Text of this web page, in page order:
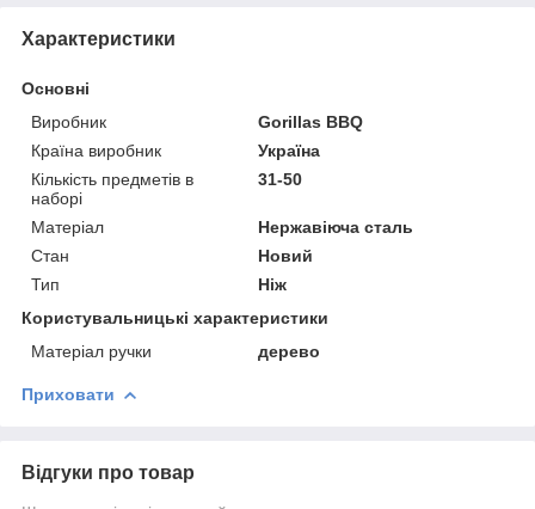
Характеристики
Основні
Виробник
Gorillas BBQ
Країна виробник
Україна
Кількість предметів в
наборі
31-50
Матеріал
Нержавіюча сталь
Стан
Новий
Тип
Ніж
Користувальницькі характеристики
Матеріал ручки
дерево
Приховати
Відгуки про товар